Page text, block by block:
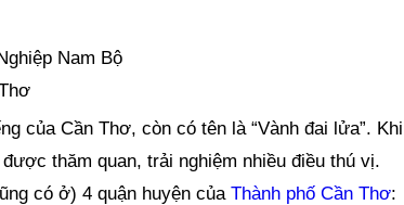
Nam Bộ
của Cần Thơ, còn có tên là “Vành đai lửa”. Khi
thăm quan, trải nghiệm nhiều điều thú vị.
có ở) 4 quận huyện của Thành phố Cần Thơ: